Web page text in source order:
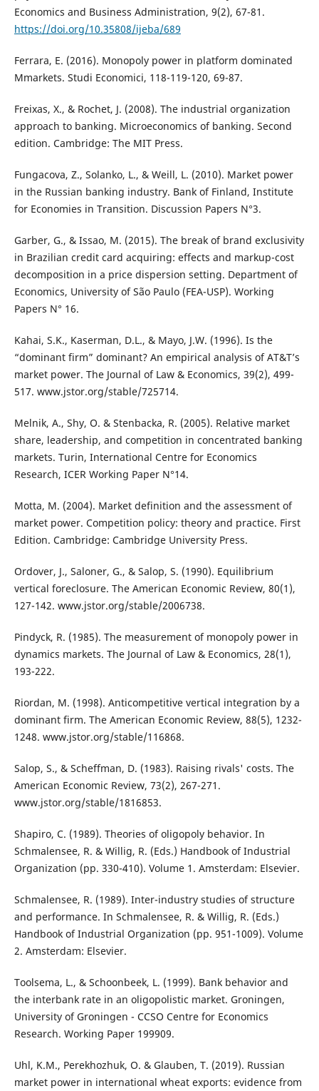
Economics and Business Administration, 9(2), 67-81.
https://doi.org/10.35808/ijeba/689
Ferrara, E. (2016). Monopoly power in platform dominated
Mmarkets. Studi Economici, 118-119-120, 69-87.
Freixas, X., & Rochet, J. (2008). The industrial organization
approach to banking. Microeconomics of banking. Second
edition. Cambridge: The MIT Press.
Fungacova, Z., Solanko, L., & Weill, L. (2010). Market power
in the Russian banking industry. Bank of Finland, Institute
for Economies in Transition. Discussion Papers N°3.
Garber, G., & Issao, M. (2015). The break of brand exclusivity
in Brazilian credit card acquiring: effects and markup-cost
decomposition in a price dispersion setting. Department of
Economics, University of São Paulo (FEA-USP). Working
Papers N° 16.
Kahai, S.K., Kaserman, D.L., & Mayo, J.W. (1996). Is the
“dominant firm” dominant? An empirical analysis of AT&T’s
market power. The Journal of Law & Economics, 39(2), 499-
517. www.jstor.org/stable/725714.
Melnik, A., Shy, O. & Stenbacka, R. (2005). Relative market
share, leadership, and competition in concentrated banking
markets. Turin, International Centre for Economics
Research, ICER Working Paper N°14.
Motta, M. (2004). Market definition and the assessment of
market power. Competition policy: theory and practice. First
Edition. Cambridge: Cambridge University Press.
Ordover, J., Saloner, G., & Salop, S. (1990). Equilibrium
vertical foreclosure. The American Economic Review, 80(1),
127-142. www.jstor.org/stable/2006738.
Pindyck, R. (1985). The measurement of monopoly power in
dynamics markets. The Journal of Law & Economics, 28(1),
193-222.
Riordan, M. (1998). Anticompetitive vertical integration by a
dominant firm. The American Economic Review, 88(5), 1232-
1248. www.jstor.org/stable/116868.
Salop, S., & Scheffman, D. (1983). Raising rivals' costs. The
American Economic Review, 73(2), 267-271.
www.jstor.org/stable/1816853.
Shapiro, C. (1989). Theories of oligopoly behavior. In
Schmalensee, R. & Willig, R. (Eds.) Handbook of Industrial
Organization (pp. 330-410). Volume 1. Amsterdam: Elsevier.
Schmalensee, R. (1989). Inter-industry studies of structure
and performance. In Schmalensee, R. & Willig, R. (Eds.)
Handbook of Industrial Organization (pp. 951-1009). Volume
2. Amsterdam: Elsevier.
Toolsema, L., & Schoonbeek, L. (1999). Bank behavior and
the interbank rate in an oligopolistic market. Groningen,
University of Groningen - CCSO Centre for Economics
Research. Working Paper 199909.
Uhl, K.M., Perekhozhuk, O. & Glauben, T. (2019). Russian
market power in international wheat exports: evidence from